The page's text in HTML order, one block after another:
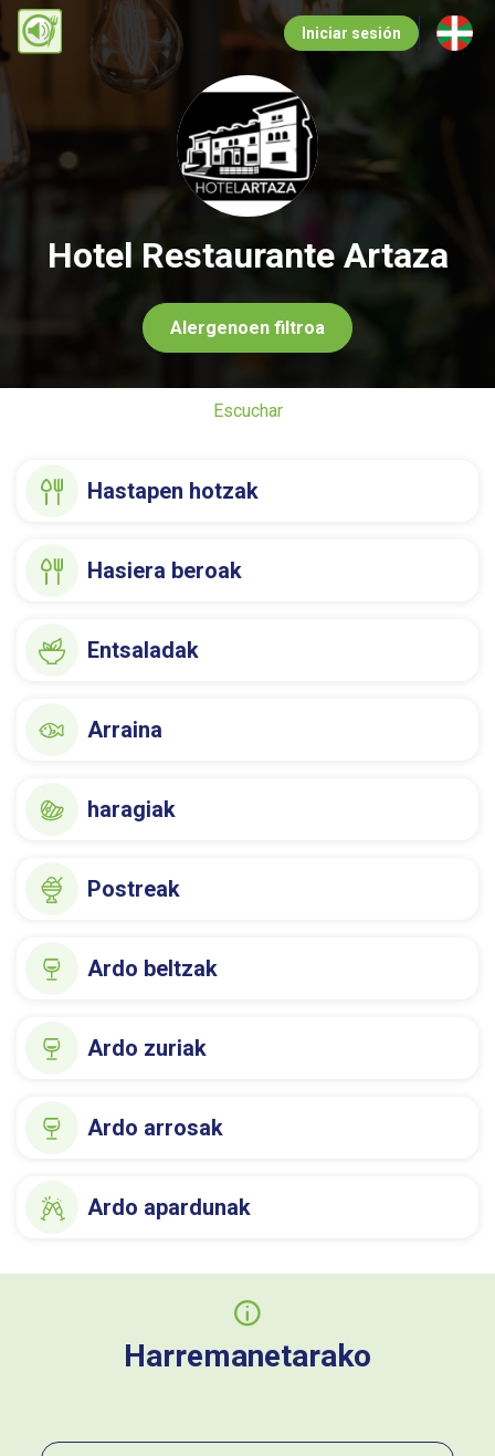
Pasar
al
contenido
Iniciar sesión
Hotel Restaurante Artaza
Alergenoen filtroa
Escuchar
Hastapen hotzak
Hasiera beroak
Entsaladak
Arraina
haragiak
Postreak
Ardo beltzak
Ardo zuriak
Ardo arrosak
Ardo apardunak
Harremanetarako